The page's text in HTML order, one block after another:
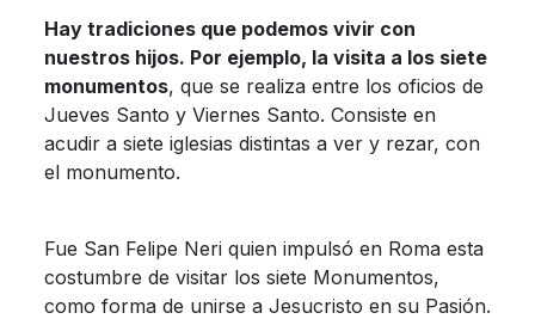
Hay tradiciones que podemos vivir con
nuestros hijos. Por ejemplo, la visita a los siete
monumentos, que se realiza entre los oficios de
Jueves Santo y Viernes Santo. Consiste en
acudir a siete iglesias distintas a ver y rezar, con
el monumento.
Fue San Felipe Neri quien impulsó en Roma esta
costumbre de visitar los siete Monumentos,
como forma de unirse a Jesucristo en su Pasión.